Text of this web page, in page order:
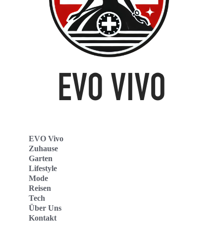
EVO Vivo
Zuhause
Garten
Lifestyle
Mode
Reisen
Tech
Über Uns
Kontakt